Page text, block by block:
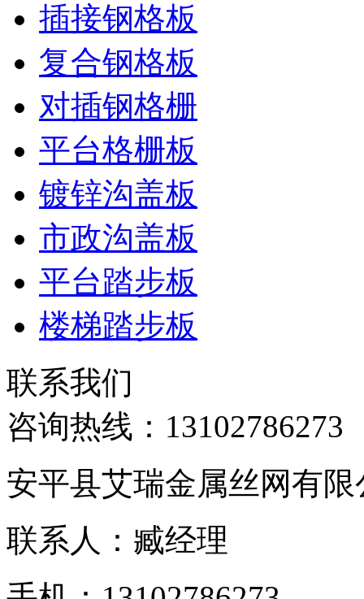
插接钢格板
复合钢格板
对插钢格栅
平台格栅板
镀锌沟盖板
市政沟盖板
平台踏步板
楼梯踏步板
联系我们
咨询热线： 13102786273
安平县艾瑞金属丝网有限
联系人：臧经理